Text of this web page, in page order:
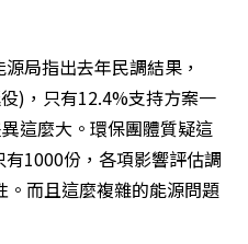
局指出去年民調結果，
)，只有12.4%支持方案一
這麼大。環保團體質疑這
1000份，各項影響評估調
而且這麼複雜的能源問題